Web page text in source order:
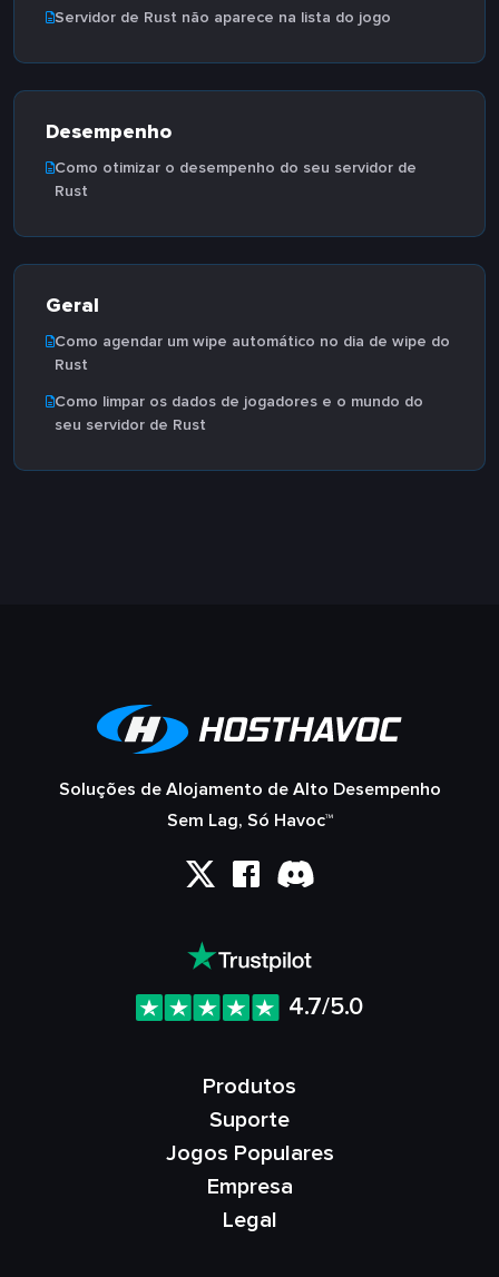
Servidor de Rust não aparece na lista do jogo
Desempenho
Como otimizar o desempenho do seu servidor de
Rust
Geral
Como agendar um wipe automático no dia de wipe do
Rust
Como limpar os dados de jogadores e o mundo do
seu servidor de Rust
Soluções de Alojamento de Alto Desempenho
Sem Lag, Só Havoc™
4.7/5.0
Produtos
Suporte
Jogos Populares
Empresa
Legal